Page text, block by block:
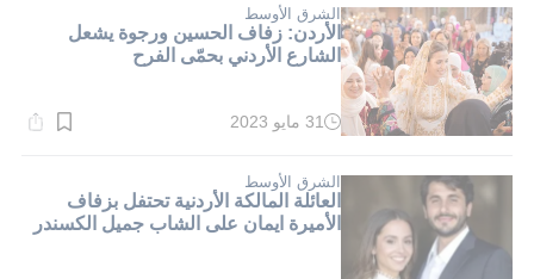
دقيقة.
الشرق الأوسط
الأردن: زفاف الحسين ورجوة يشعل
الشارع الأردني بحمّى الفرح
وقت
دقيقة.
31 مايو 2023
الشرق الأوسط
العائلة المالكة الأردنية تحتفل بزفاف
الأميرة ايمان على الشاب جميل الكسندر